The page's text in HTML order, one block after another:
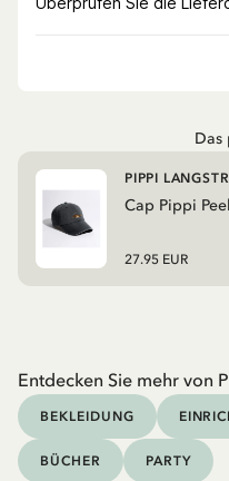
Das
Cap Pippi
PIPPI
27.95 EUR
Entdecken Sie mehr von
BEKLEIDUNG
BÜCHER PARTY